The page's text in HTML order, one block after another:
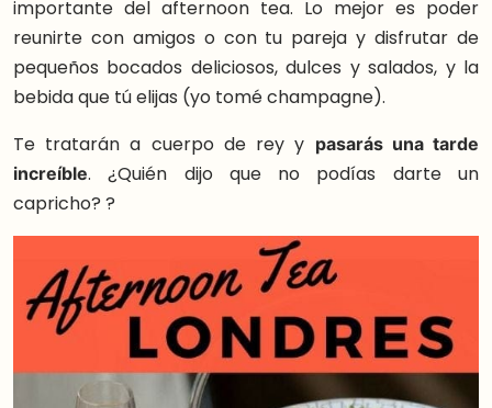
importante del afternoon tea. Lo mejor es poder
reunirte con amigos o con tu pareja y disfrutar de
pequeños bocados deliciosos, dulces y salados, y la
bebida que tú elijas (yo tomé champagne).
Te tratarán a cuerpo de rey y pasarás una tarde
increíble. ¿Quién dijo que no podías darte un
capricho? ?